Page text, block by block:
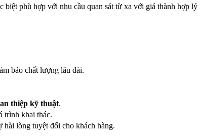
phù hợp với nhu cầu quan sát từ xa với giá thành hợp lý
bảo chất lượng lâu dài.
thiệp kỹ thuật.
trình khai thác.
hài lòng tuyệt đối cho khách hàng.